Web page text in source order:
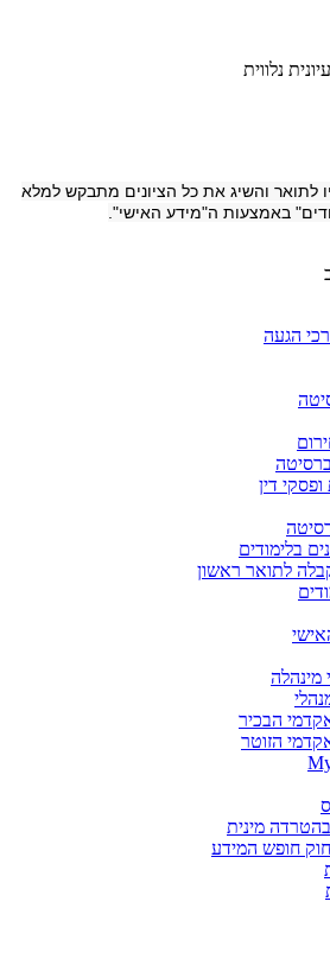
לתואר והשיג את כל הציונים מתבקש למלא
באמצעות ה"מידע האישי".
הגעה
דין
בלימודים
לתואר ראשון
מינהלה
הבכיר
הזוטר
מינית
חופש המידע